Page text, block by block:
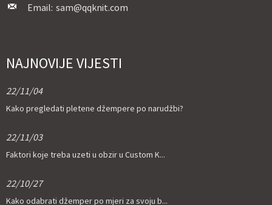
Email: sam@qqknit.com
NAJNOVIJE VIJESTI
22/11/04
Kako pregledati pletene džempere po narudžbi?
22/11/03
Faktori koje treba uzeti u obzir u Custom K...
22/10/27
Kako odabrati džemper po mjeri za svoju b...